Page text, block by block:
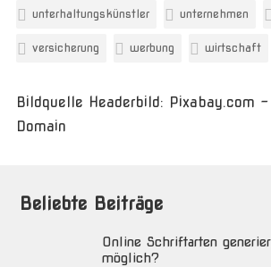
unterhaltungskünstler unternehmen
versicherung werbung wirtschaft
Bildquelle Headerbild: Pixabay.com
Domain
Beliebte Beiträge
Online Schriftarten
möglich?